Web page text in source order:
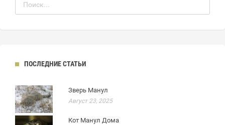
ПОСЛЕДНИЕ СТАТЬИ
Зверь Манул
Август 23, 2025
Кот Манул Дома